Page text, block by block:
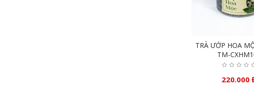
TRÀ ƯỚP HOA
TM-
220.000